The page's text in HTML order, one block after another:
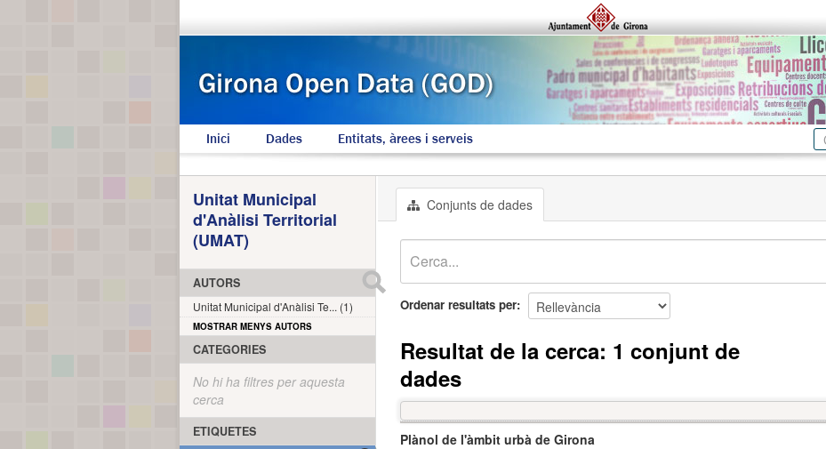
Inici Dades Entitats, àrees i serveis
Conjunts de dades
Ordenar resultats per
Resultat de la cerca: 1 conjunt de
dades
Plànol de l'àmbit urbà de Girona
Unitat Municipal
d'Anàlisi Territorial
(UMAT)
AUTORS
Unitat Municipal d'Anàlisi Te... (1)
MOSTRAR MENYS AUTORS
CATEGORIES
No hi ha filtres per aquesta
cerca
ETIQUETES